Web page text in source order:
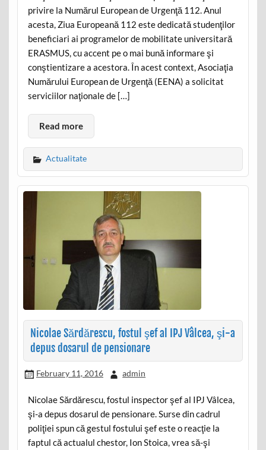
privire la Numărul European de Urgenţă 112. Anul
acesta, Ziua Europeană 112 este dedicată studenţilor
beneficiari ai programelor de mobilitate universitară
ERASMUS, cu accent pe o mai bună informare şi
conştientizare a acestora. În acest context, Asociaţia
Numărului European de Urgenţă (EENA) a solicitat
serviciilor naţionale de […]
Read more
Actualitate
Nicolae Sărdărescu, fostul şef al IPJ Vâlcea, şi-a
depus dosarul de pensionare
February 11, 2016 admin
Nicolae Sărdărescu, fostul inspector şef al IPJ Vâlcea,
şi-a depus dosarul de pensionare. Surse din cadrul
poliţiei spun că gestul fostului şef este o reacţie la
faptul că actualul chestor, Ion Stoica, vrea să-şi